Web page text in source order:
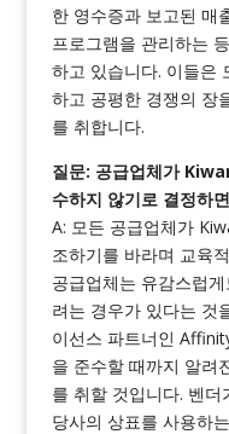
한 영수증과 보고된 매
프로그램을 관리하는
하고 있습니다. 이들은
하고 공평한 경쟁의 장
를 취합니다.
질문: 공급업체가
수하지 않기로 결정하
A: 모든 공급업체가
조하기를 바라며 교육
공급업체는 유감스럽
려는 경우가 있다는 것
이선스 파트너인
을 준수할 때까지 알려
를 취할 것입니다. 벤
당사의 상표를 사용하